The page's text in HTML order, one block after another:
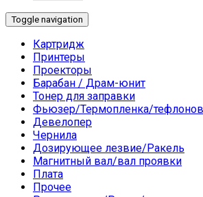
Toggle navigation
Картридж
Принтеры
Проекторы
Барабан / Драм-юнит
Тонер для заправки
Фьюзер/Термопленка/
Девелопер
Чернила
Дозирующее лезвие/Ракель
Магнитный вал/вал проявки
Плата
Прочее